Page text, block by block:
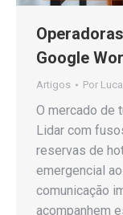
Google
Artigos Por
O mercado de
Lidar com
reservas de
emergencial
comunicação
acompanhem